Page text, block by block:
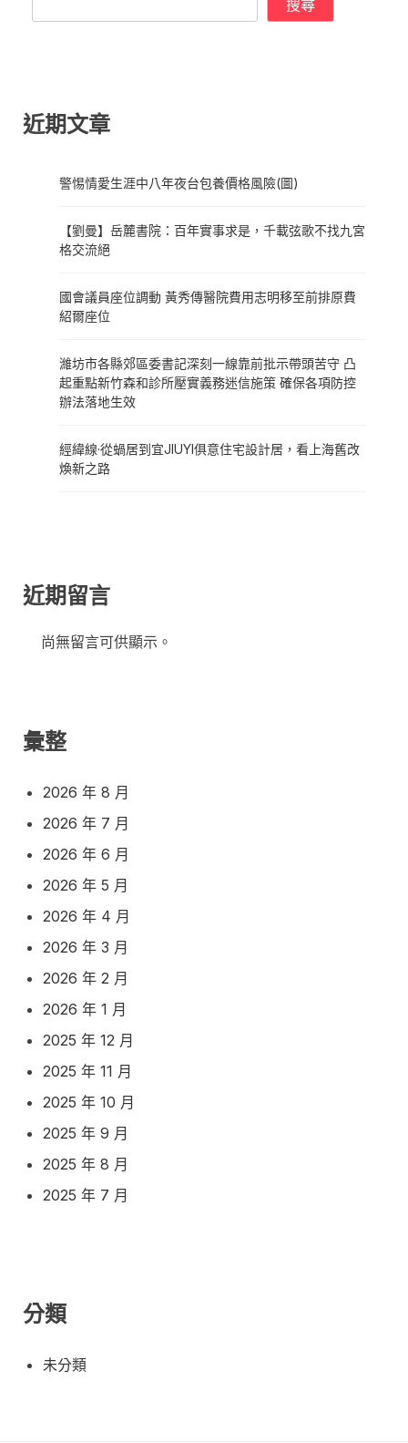
搜尋
近期文章
警惕情愛生涯中八年夜台包養價格風險(圖)
【劉曼】岳麓書院：百年實事求是，千載弦歌不找九宮
格交流絕
國會議員座位調動 黃秀傳醫院費用志明移至前排原費
紹爾座位
濰坊市各縣郊區委書記深刻一線靠前批示帶頭苦守 凸
起重點新竹森和診所壓實義務迷信施策 確保各項防控
辦法落地生效
經緯線·從蝸居到宜JIUYI俱意住宅設計居，看上海舊改
煥新之路
近期留言
尚無留言可供顯示。
彙整
2026 年 8 月
2026 年 7 月
2026 年 6 月
2026 年 5 月
2026 年 4 月
2026 年 3 月
2026 年 2 月
2026 年 1 月
2025 年 12 月
2025 年 11 月
2025 年 10 月
2025 年 9 月
2025 年 8 月
2025 年 7 月
分類
未分類